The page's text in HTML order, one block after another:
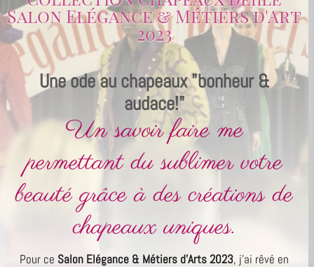
Salon Elégance & Métiers d'Art
2023
Une ode au chapeaux "bonheur &
audace!"
Un savoir faire me
permettant du sublimer votre
beautégrâce à des créations de
chapeaux uniques.
Pour ce Salon Elégance & Métiers d'Arts 2023, j'ai rêvé en